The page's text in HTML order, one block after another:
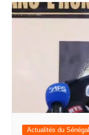
Actualités du Sénégal